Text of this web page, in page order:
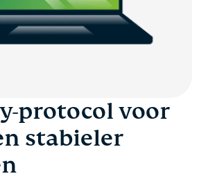
protocol voor
stabieler